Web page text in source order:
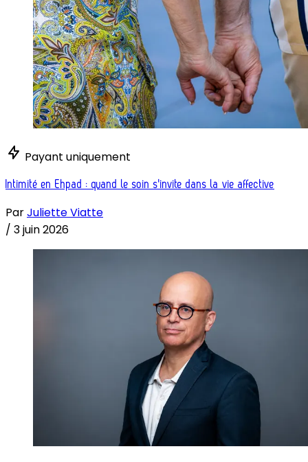
Payant uniquement
Intimité en Ehpad : quand le soin s'invite dans la vie affective
ParJuliette Viatte
/ 3 juin 2026